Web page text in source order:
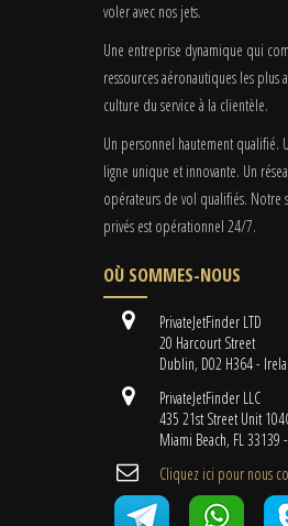
voler avec nos jets.
Une entreprise dynamique qui
ressources aéronautiques les plus
culture du service à la clientèle.
Un personnel hautement qualifié.
ligne unique et innovante. Un
opérateurs de vol qualifiés. Notre
privés est opérationnel 24/7.
OÙ SOMMES-NOUS
PrivateJetFinder LTD
20 Harcourt Street
Dublin, D02 H364 -
PrivateJetFinder LLC
435 21st Street Unit
Miami Beach, FL 33139
Cliquez ici pour nous